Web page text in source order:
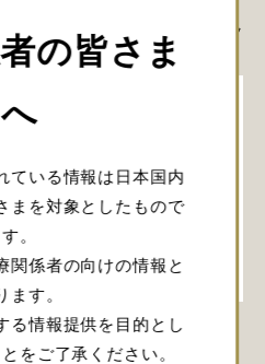
の皆さま
へ
ている情報は日本国内
まを対象としたもので
す。
関係者の向けの情報と
ます。
る情報提供を目的とし
をご了承ください。
Program 2025年6月29日 申込フ
ンが必要です。
イン